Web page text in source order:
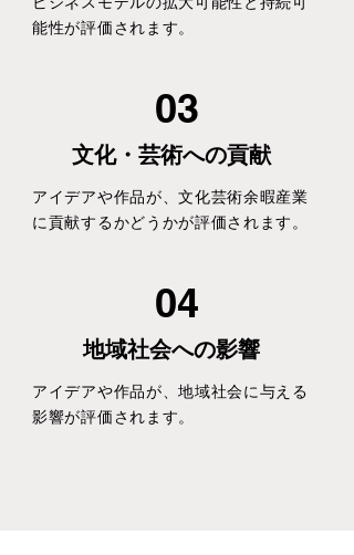
能性が評価されます。
03
文化・芸術への貢献
アイデアや作品が、文化芸術余暇産業
に貢献するかどうかが評価されます。
04
地域社会への影響
アイデアや作品が、地域社会に与える
影響が評価されます。